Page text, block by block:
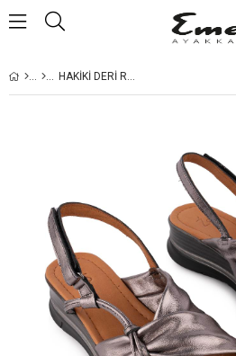
HAKIKI DERI RAHAT GÜNLÜK SANDALET BRONZ 8066